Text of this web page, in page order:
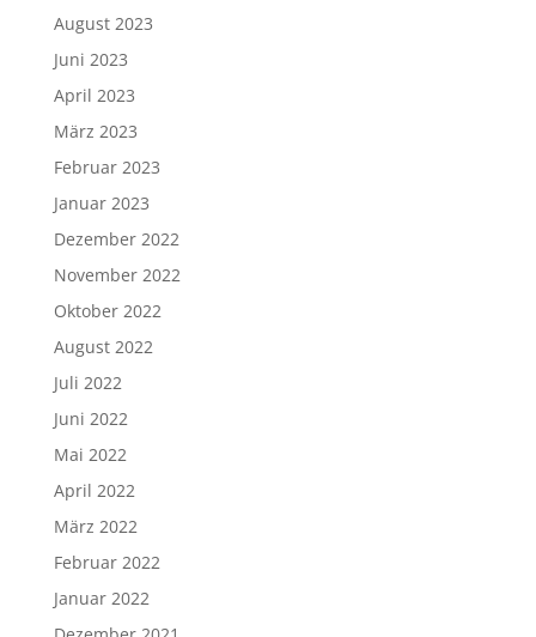
August 2023
Juni 2023
April 2023
März 2023
Februar 2023
Januar 2023
Dezember 2022
November 2022
Oktober 2022
August 2022
Juli 2022
Juni 2022
Mai 2022
April 2022
März 2022
Februar 2022
Januar 2022